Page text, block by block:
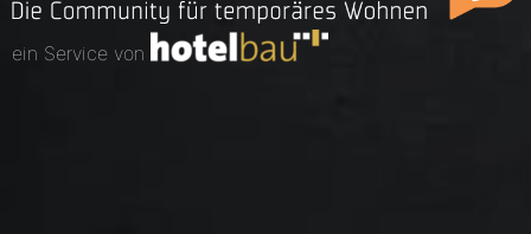
ein Service von